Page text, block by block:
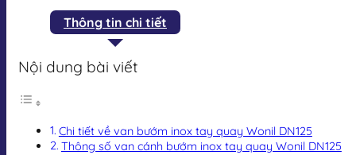
Thông tin chi tiết
Nội dung bài viết
Chi tiết về van bướm inox tay quay Wonil DN125
Thông số van cánh bướm inox tay quay Wonil DN125